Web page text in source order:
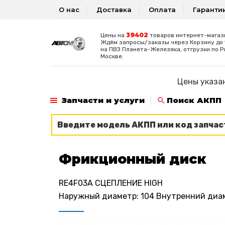
О нас Доставка Оплата
Цены на 39402 товаров интернет-
Ждём запросы/заказы через Корзину
на ПВЗ Планета-Железяка, отгрузки по
Москве.
Цены
Запчасти и услуги
Поиск АКПП
Фрикционный диск
RE4F03A СЦЕПЛЕНИЕ HIGH
Наружный диаметр: 104 Внутренний